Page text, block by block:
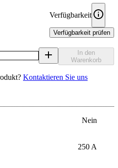
Verfügbarkeit
Verfügbarkeit prüfen
In den
Warenkorb
Kontaktieren Sie uns
Nein
250 A